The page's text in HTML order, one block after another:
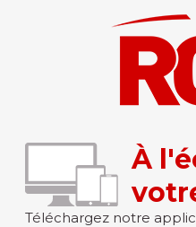
À
Téléchargez notre